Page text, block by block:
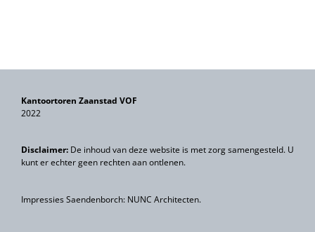
Kantoortoren Zaanstad VOF
2022
Disclaimer: De inhoud van deze website is met zorg samengesteld. U
kunt er echter geen rechten aan ontlenen.
Impressies Saendenborch: NUNC Architecten.